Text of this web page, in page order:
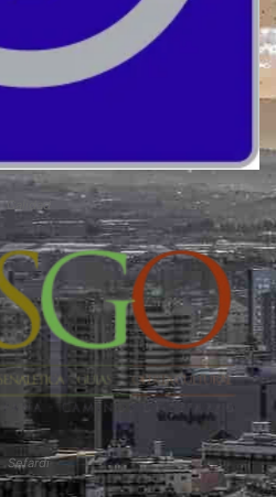
Calidad
Sefardí